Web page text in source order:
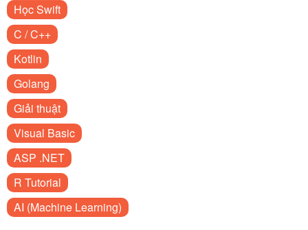
Học Swift
C / C++
Kotlin
Golang
Giải thuật
Visual Basic
ASP .NET
R Tutorial
AI (Machine Learning)